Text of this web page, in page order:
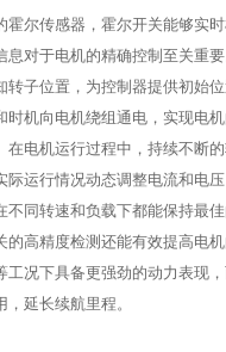
霍尔传感器，霍尔开关能够实
息对于电机的精确控制至关重
转子位置，为控制器提供初始
时机向电机绕组通电，实现电
在电机运行过程中，持续不断
际运行情况动态调整电流和电
不同转速和负载下都能保持最
高精度检测还能有效提高电机
工况下具备更强劲的动力表现
延长续航里程。